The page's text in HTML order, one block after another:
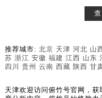
推荐城市: 北京 天津 河北 山
苏 浙江 安徽 福建 江西 山东
四川
贵州 云南 西藏 陕西 甘
天津欢迎访问俯竹号官网，